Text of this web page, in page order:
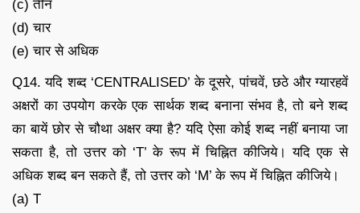
(c) तीन
(d) चार
(e) चार से अधिक
Q14. यदि शब्द ‘CENTRALISED’ के दूसरे, पांचवें, छठे और ग्यारहवें
अक्षरों का उपयोग करके एक सार्थक शब्द बनाना संभव है, तो बने शब्द
का बायें छोर से चौथा अक्षर क्या है? यदि ऐसा कोई शब्द नहीं बनाया जा
सकता है, तो उत्तर को ‘T’ के रूप में चिह्नित कीजिये। यदि एक से
अधिक शब्द बन सकते हैं, तो उत्तर को ‘M’ के रूप में चिह्नित कीजिये।
(a) T